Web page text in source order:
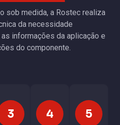
sob medida, a Rostec realiza
da necessidade
informações da aplicação e
do componente.